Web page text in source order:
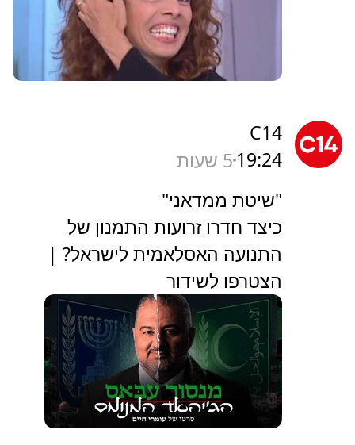
C14
19:24 5 שעות
"שיטת ממדאני"
כיצד חדרו זרועות התמנון של
התנועה האסלאמית לישראל? |
הצטרפו לשידור